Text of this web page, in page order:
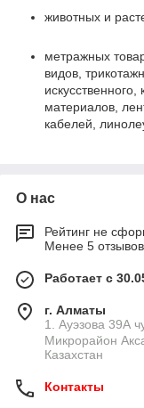
животных и
метражных
видов,
материалов,
кабелей,
О нас
Рейтинг не
Менее 5
Работает с
г. Алматы
1. Ауэзова 39А чуть ниже
Микрорайон
Казахстан
Контакты